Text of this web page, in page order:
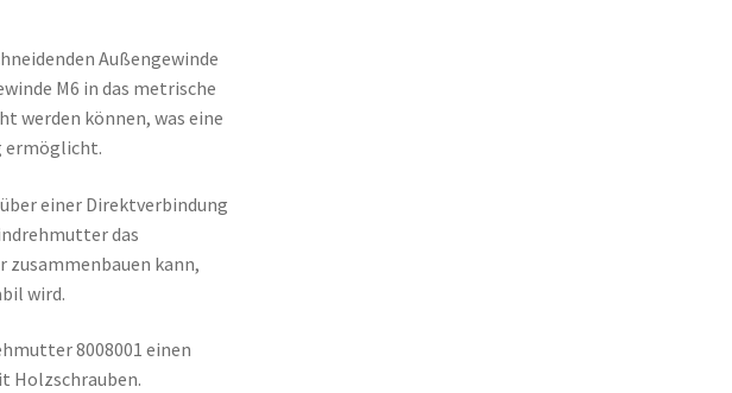
Außengewinde
M6 in das metrische
werden können, was eine
ermöglicht.
einer Direktverbindung
das
zusammenbauen kann,
wird.
8008001 einen
Holzschrauben.